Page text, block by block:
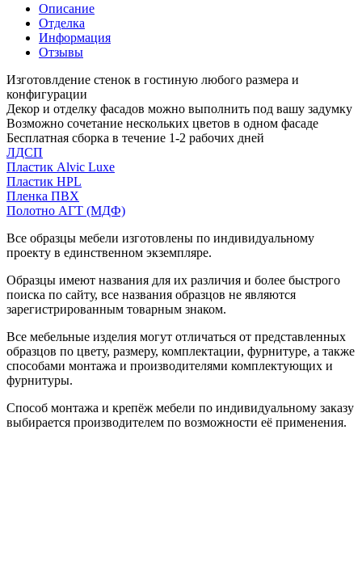
Описание
Отделка
Информация
Отзывы
Изготовлдение стенок в гостиную любого размера и
конфигурации
Декор и отделку фасадов можно выполнить под вашу задумку
Возможно сочетание нескольких цветов в одном фасаде
Бесплатная сборка в течение 1-2 рабочих дней
ЛДСП
Пластик Alvic Luxe
Пластик HPL
Пленка ПВХ
Полотно АГТ (МДФ)
Все образцы мебели изготовлены по индивидуальному
проекту в единственном экземпляре.
Образцы имеют названия для их различия и более быстрого
поиска по сайту, все названия образцов не являются
зарегистрированным товарным знаком.
Все мебельные изделия могут отличаться от представленных
образцов по цвету, размеру, комплектации, фурнитуре, а также
способами монтажа и производителями комплектующих и
фурнитуры.
Способ монтажа и крепёж мебели по индивидуальному заказу
выбирается производителем по возможности её применения.